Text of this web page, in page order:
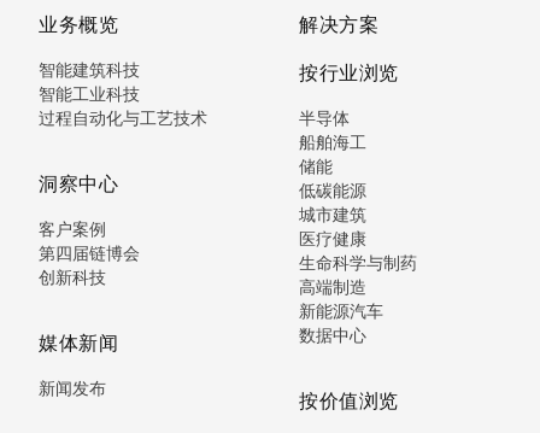
业务概览
智能建筑科技
智能工业科技
过程自动化与工艺技术
洞察中心
客户案例
第四届链博会
创新科技
媒体新闻
新闻发布
解决方案
按行业浏览
半导体
船舶海工
储能
低碳能源
城市建筑
医疗健康
生命科学与制药
高端制造
新能源汽车
数据中心
按价值浏览